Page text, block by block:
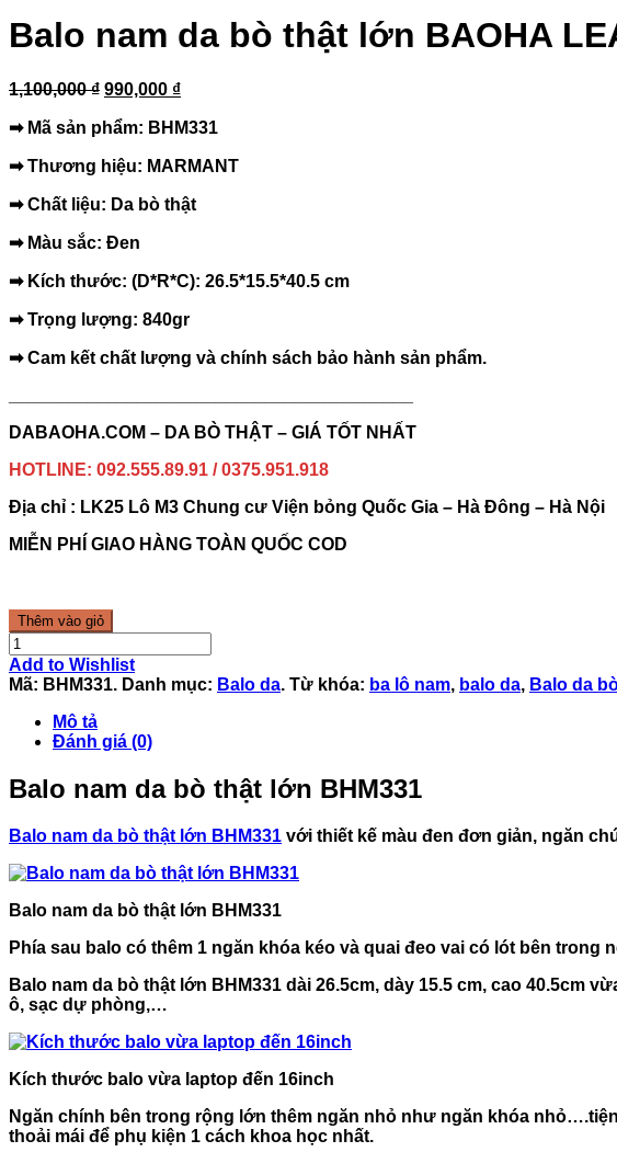
Balo nam da bò thật lớn BAOHA
1,100,000 ₫ 990,000 ₫
➡ Mã sản phẩm: BHM331
➡ Thương hiệu: MARMANT
➡ Chất liệu: Da bò thật
➡ Màu sắc: Đen
➡ Kích thước: (D*R*C): 26.5*15.5*40.5 cm
➡ Trọng lượng: 840gr
➡ Cam kết chất lượng và chính sách bảo hành sản phẩm.
DABAOHA.COM – DA BÒ THẬT – GIÁ TỐT NHẤT
HOTLINE: 092.555.89.91 / 0375.951.918
Địa chỉ : LK25 Lô M3 Chung cư Viện bỏng Quốc Gia – Hà Đông – Hà Nội
MIỄN PHÍ GIAO HÀNG TOÀN QUỐC COD
Thêm vào giỏ
Add to Wishlist
Mã: BHM331. Danh mục: Balo da. Từ khóa: ba lô nam, balo da, Balo da
Mô tả
Đánh giá (0)
Balo nam da bò thật lớn BHM331
Balo nam da bò thật lớn BHM331 với thiết kế màu đen đơn giản, ngăn
Balo nam da bò thật lớn BHM331
Phía sau balo có thêm 1 ngăn khóa kéo và quai đeo vai có lót bên trong
Balo nam da bò thật lớn BHM331 dài 26.5cm, dày 15.5 cm, cao 40.5cm
ô, sạc dự phòng,…
Kích thước balo vừa laptop đến 16inch
Ngăn chính bên trong rộng lớn thêm ngăn nhỏ như ngăn khóa
thoải mái để phụ kiện 1 cách khoa học nhất.